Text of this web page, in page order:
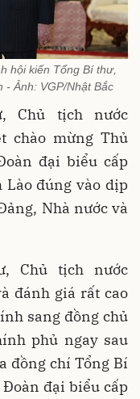
hội kiến Tổng Bí thư,
- Ảnh: VGP/Nhật Bắc
Chủ tịch nước
chào mừng Thủ
đại biểu cấp
Lào đúng vào dịp
Nhà nước và
Chủ tịch nước
đánh giá rất cao
sang đồng chủ
phủ ngay sau
đồng chí Tổng Bí
đại biểu cấp